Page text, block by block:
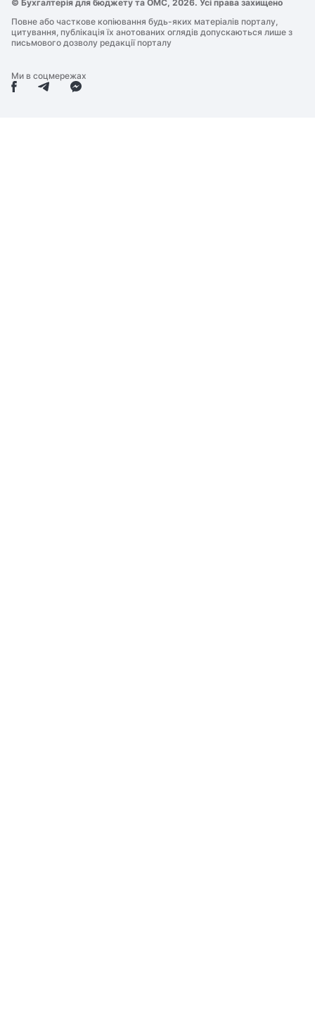
© Бухгалтерія для бюджету та ОМС, 2026. Усі права захищено
Повне або часткове копіювання будь-яких матеріалів порталу,
цитування, публікація їх анотованих оглядів допускаються лише з
письмового дозволу редакції порталу
Ми в соцмережах